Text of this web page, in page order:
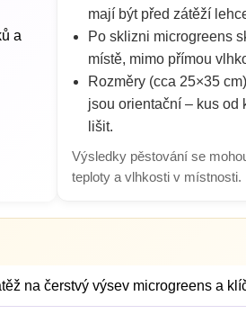
a
mají být před zátěží
Po sklizni microgreens
místě, mimo přímou
Rozměry (cca 25×35
jsou orientační – kus od
lišit.
Výsledky pěstování se
teploty a vlhkosti v místnosti.
na čerstvý výsev microgreens a